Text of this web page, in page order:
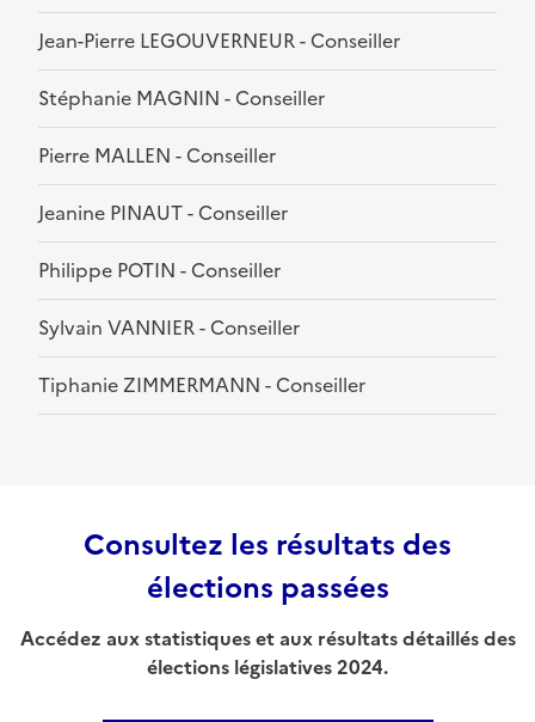
Jean-Pierre LEGOUVERNEUR - Conseiller
Stéphanie MAGNIN - Conseiller
Pierre MALLEN - Conseiller
Jeanine PINAUT - Conseiller
Philippe POTIN - Conseiller
Sylvain VANNIER - Conseiller
Tiphanie ZIMMERMANN - Conseiller
Consultez les résultats des
élections passées
Accédez aux statistiques et aux résultats détaillés des
élections législatives 2024.